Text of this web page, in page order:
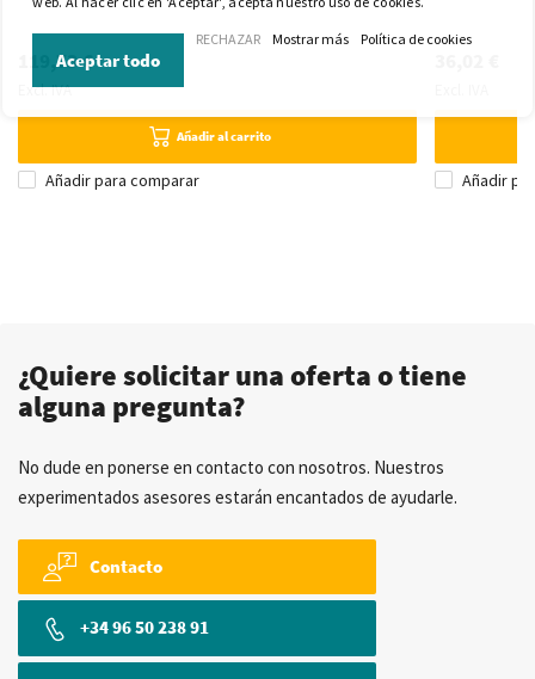
119,73 €
Excl. IVA
Añadir al carrito
Añadir para comparar Añadir
¿Quiere solicitar una oferta o tiene
alguna pregunta?
No dude en ponerse en contacto con nosotros. Nuestros
experimentados asesores estarán encantados de ayudarle.
Contacto
+34 96 50 238 91
Aceptar todo
RECHAZAR Mostrar más Política de cookies